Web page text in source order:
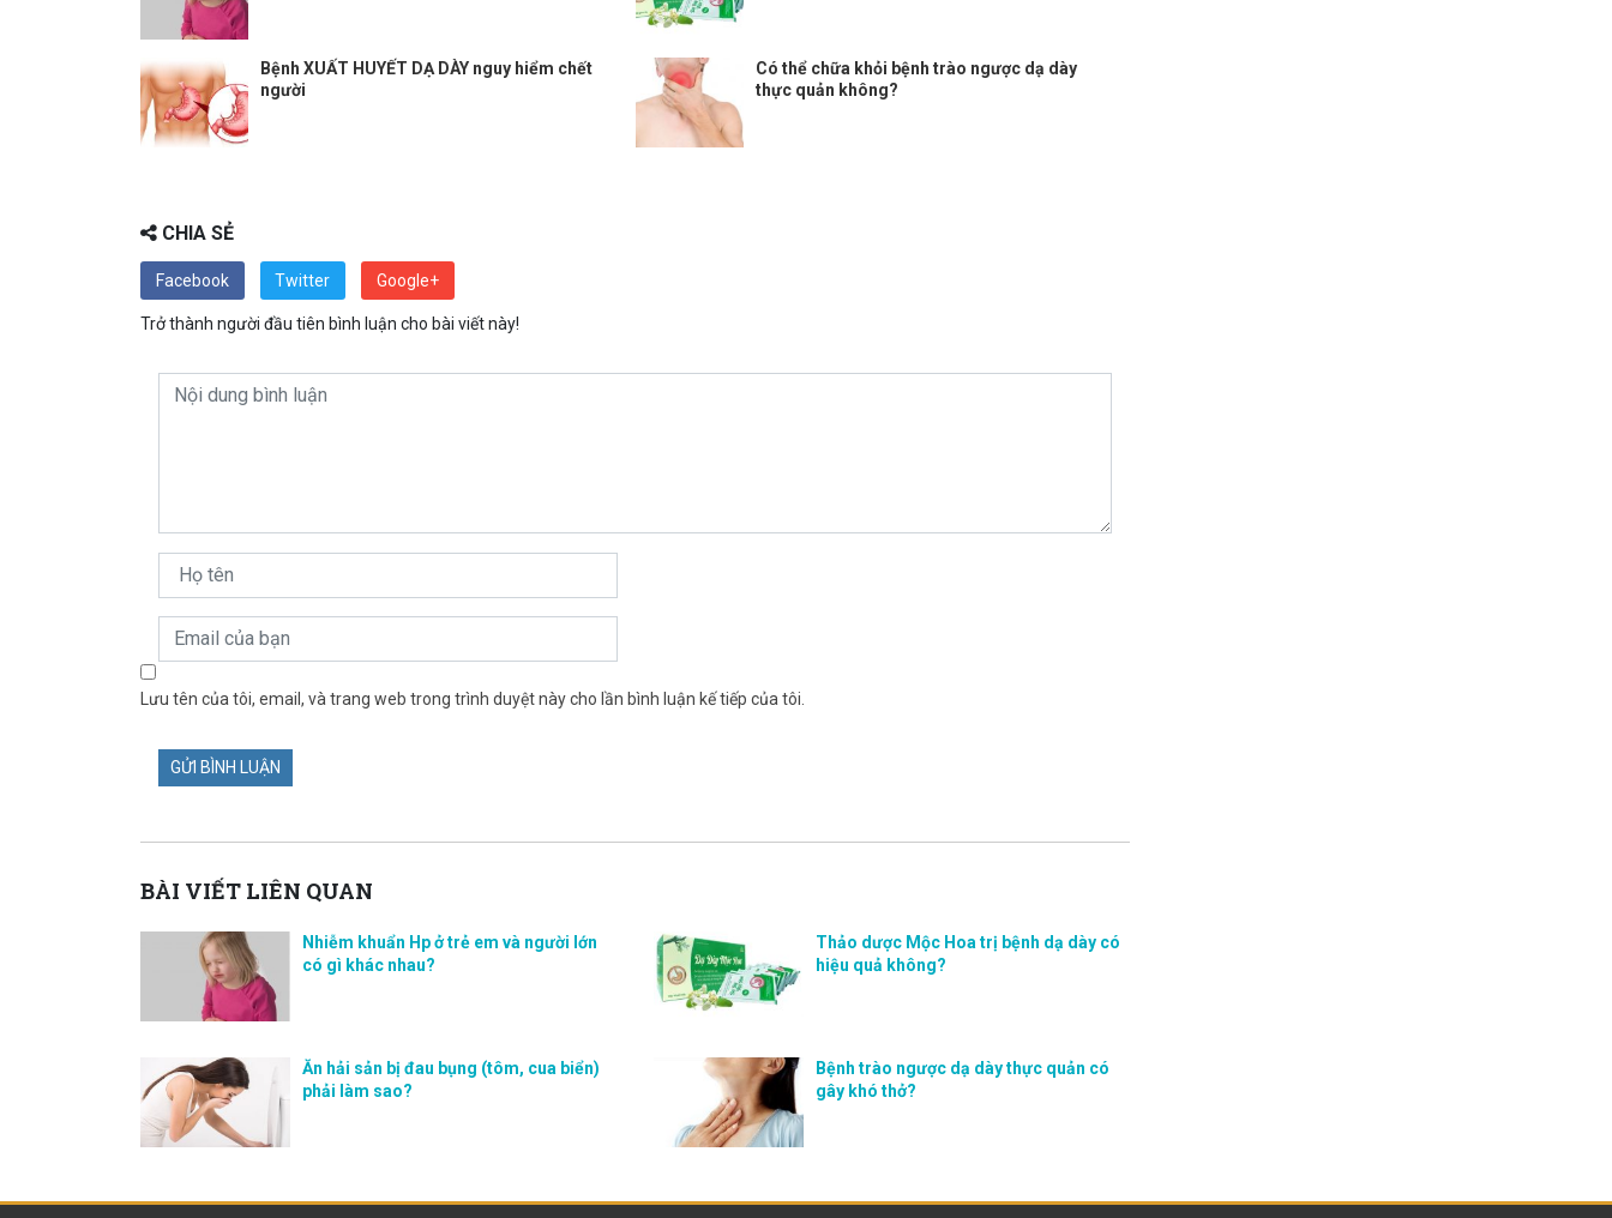
Bệnh XUẤT HUYẾT DẠ DÀY nguy hiểm chết
người
Có thể chữa khỏi bệnh trào ngược dạ dày
thực quản không?
CHIA SẺ
Facebook Twitter Google+
Trở thành người đầu tiên bình luận cho bài viết này!
Lưu tên của tôi, email, và trang web trong trình duyệt này cho lần bình luận kế tiếp của tôi.
BÀI VIẾT LIÊN QUAN
Nhiễm khuẩn Hp ở trẻ em và người lớn
có gì khác nhau?
Thảo dược Mộc Hoa trị bệnh dạ dày có
hiệu quả không?
Ăn hải sản bị đau bụng (tôm, cua biển)
phải làm sao?
Bệnh trào ngược dạ dày thực quản có
gây khó thở?